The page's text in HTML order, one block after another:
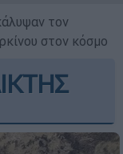
τον
στον κόσμο